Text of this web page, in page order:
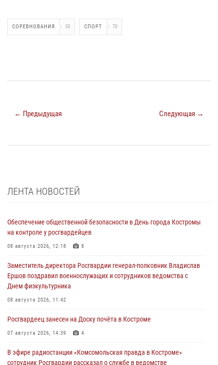
СОРЕВНОВАНИЯ 55 СПОРТ 70
← Предыдущая Следующая →
ЛЕНТА НОВОСТЕЙ
Обеспечение общественной безопасности в День города Костромы
на контроле у росгвардейцев
08 августа 2026, 12:18 8
Заместитель директора Росгвардии генерал-полковник Владислав
Ершов поздравил военнослужащих и сотрудников ведомства с
Днем физкультурника
08 августа 2026, 11:42
Росгвардеец занесен на Доску почёта в Костроме
07 августа 2026, 14:39 4
В эфире радиостанции «Комсомольская правда в Костроме»
сотрудник Росгвардии рассказал о службе в ведомстве